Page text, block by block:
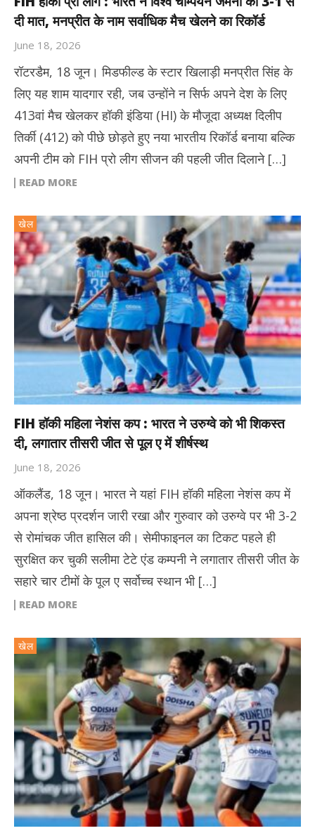
दी मात, मनप्रीत के नाम सर्वाधिक मैच खेलने का रिकॉर्ड
June 18, 2026
रॉटरडैम, 18 जून। मिडफील्ड के स्टार खिलाड़ी मनप्रीत सिंह के
लिए यह शाम यादगार रही, जब उन्होंने न सिर्फ अपने देश के लिए
413वां मैच खेलकर हॉकी इंडिया (HI) के मौजूदा अध्यक्ष दिलीप
तिर्की (412) को पीछे छोड़ते हुए नया भारतीय रिकॉर्ड बनाया बल्कि
अपनी टीम को FIH प्रो लीग सीजन की पहली जीत दिलाने […]
READ MORE
खेल
FIH हॉकी महिला नेशंस कप : भारत ने उरुग्वे को भी शिकस्त
दी, लगातार तीसरी जीत से पूल ए में शीर्षस्थ
June 18, 2026
ऑकलैंड, 18 जून। भारत ने यहां FIH हॉकी महिला नेशंस कप में
अपना श्रेष्ठ प्रदर्शन जारी रखा और गुरुवार को उरुग्वे पर भी 3-2
से रोमांचक जीत हासिल की। सेमीफाइनल का टिकट पहले ही
सुरक्षित कर चुकी सलीमा टेटे एंड कम्पनी ने लगातार तीसरी जीत के
सहारे चार टीमों के पूल ए सर्वोच्च स्थान भी […]
READ MORE
खेल